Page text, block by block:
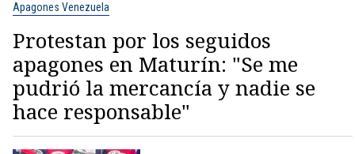
Apagones Venezuela
Protestan por los seguidos
apagones en Maturín: "Se me
pudrió la mercancía y nadie se
hace responsable"